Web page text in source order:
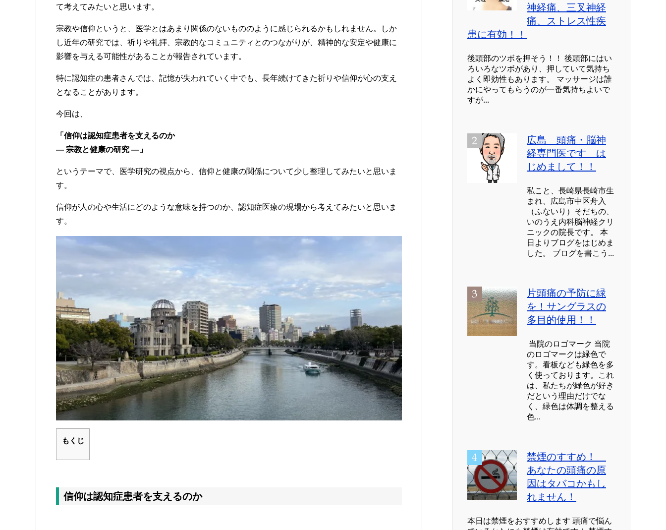
て考えてみたいと思います。
宗教や信仰というと、医学とはあまり関係のないもののように感じられるかもしれません。しか
し近年の研究では、祈りや礼拝、宗教的なコミュニティとのつながりが、精神的な安定や健康に
影響を与える可能性があることが報告されています。
特に認知症の患者さんでは、記憶が失われていく中でも、長年続けてきた祈りや信仰が心の支え
となることがあります。
今回は、
「信仰は認知症患者を支えるのか
― 宗教と健康の研究 ―」
というテーマで、医学研究の視点から、信仰と健康の関係について少し整理してみたいと思いま
す。
信仰が人の心や生活にどのような意味を持つのか、認知症医療の現場から考えてみたいと思いま
す。
もくじ
信仰は認知症患者を支えるのか
神経痛、三叉神経
痛、ストレス性疾
患に有効！！
後頭部のツボを押そう！！ 後頭部にはい
ろいろなツボがあり、押していて気持ち
よく即効性もあります。 マッサージは誰
かにやってもらうのが一番気持ちよいで
すが...
広島 頭痛・脳神
経専門医です は
じめまして！！
私こと、長崎県長崎市生
まれ、広島市中区舟入
（ふないり）そだちの、
いのうえ内科脳神経クリ
ニックの院長です。 本
日よりブログをはじめま
した。 ブログを書こう...
片頭痛の予防に緑
を！サングラスの
多目的使用！！
当院のロゴマーク 当院
のロゴマークは緑色で
す。看板なども緑色を多
く使っております。これ
は、私たちが緑色が好き
だという理由だけでな
く、緑色は体調を整える
色...
禁煙のすすめ！
あなたの頭痛の原
因はタバコかもし
れません！
本日は禁煙をおすすめします 頭痛で悩ん